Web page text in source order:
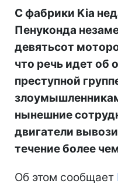
С фабрики Kia
Пенуконда
девятьсот
что речь идет об
преступной
нынешние
двигатели
течение более
Об этом сообщает